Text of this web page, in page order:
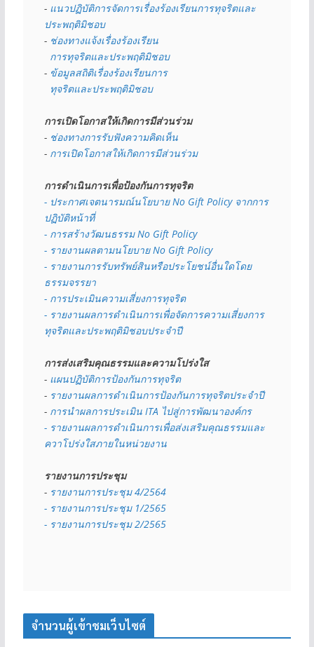
- แนวปฏิบัติการจัดการเรื่องร้องเรียนการทุจริตและ
ประพฤติมิชอบ
- ช่องทางแจ้งเรื่องร้องเรียน
  การทุจริตและประพฤติมิชอบ
- ข้อมูลสถิติเรื่องร้องเรียนการ
  ทุจริตและประพฤติมิชอบ
การเปิดโอกาสให้เกิดการมีส่วนร่วม
- ช่องทางการรับฟังความคิดเห็น
- การเปิดโอกาสให้เกิดการมีส่วนร่วม
การดำเนินการเพื่อป้องกันการทุจริต
- ประกาศเจตนารมณ์นโยบาย No Gift Policy จากการ
ปฏิบัติหน้าที่
- การสร้างวัฒนธรรม No Gift Policy
- รายงานผลตามนโยบาย No Gift Policy
- รายงานการรับทรัพย์สินหรือประโยชน์อื่นใดโดย
ธรรมจรรยา
- การประเมินความเสี่ยงการทุจริต
- รายงานผลการดำเนินการเพื่อจัดการความเสี่ยงการ
ทุจริตและประพฤติมิชอบประจำปี
การส่งเสริมคุณธรรมและความโปร่งใส
- แผนปฏิบัติการป้องกันการทุจริต
- รายงานผลการดำเนินการป้องกันการทุจริตประจำปี
- การนำผลการประเมิน ITA ไปสู่การพัฒนาองค์กร
- รายงานผลการดำเนินการเพื่อส่งเสริมคุณธรรมและ
ควาโปร่งใสภายในหน่วยงาน
รายงานการประชุม
- รายงานการประชุม 4/2564
- รายงานการประชุม 1/2565
- รายงานการประชุม 2/2565
จำนวนผู้เข้าชมเว็บไซต์